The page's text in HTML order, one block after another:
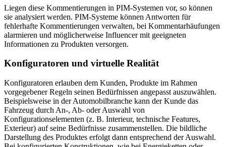
Liegen diese Kommentierungen in PIM-Systemen vor, so können
sie analysiert werden. PIM-Systeme können Antworten für
fehlerhafte Kommentierungen verwalten, bei Kommentarhäufungen
alarmieren und möglicherweise Influencer mit geeigneten
Informationen zu Produkten versorgen.
Konfiguratoren und virtuelle Realität
Konfiguratoren erlauben dem Kunden, Produkte im Rahmen
vorgegebener Regeln seinen Bedürfnissen angepasst auszuwählen.
Beispielsweise in der Automobilbranche kann der Kunde das
Fahrzeug durch An-, Ab- oder Auswahl von
Konfigurationselementen (z. B. Interieur, technische Features,
Exterieur) auf seine Bedürfnisse zusammenstellen. Die bildliche
Darstellung des Produktes erfolgt dann entsprechend der Auswahl.